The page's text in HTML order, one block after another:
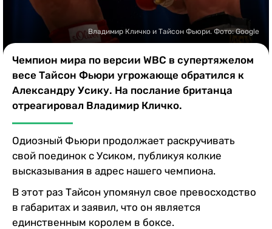
Казино
Владимир Кличко и Тайсон Фьюри. Фото: Google
Чемпион мира по версии WBC в супертяжелом
весе Тайсон Фьюри угрожающе обратился к
Александру Усику. На послание британца
отреагировал Владимир Кличко.
Одиозный Фьюри продолжает раскручивать
свой поединок с Усиком, публикуя колкие
высказывания в адрес нашего чемпиона.
В этот раз Тайсон упомянул свое превосходство
в габаритах и заявил, что он является
единственным королем в боксе.